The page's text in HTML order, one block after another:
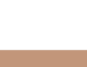
要